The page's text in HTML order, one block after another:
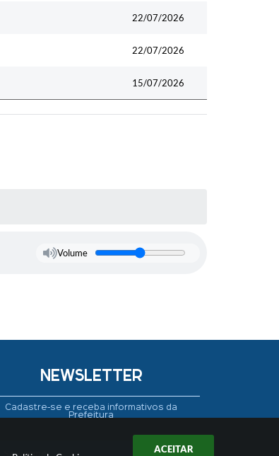
ACEITAR
22/07/2026
22/07/2026
15/07/2026
Volume
NEWSLETTER
Cadastre-se e receba informativos da
Prefeitura